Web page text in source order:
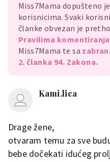
Miss7Mama dopušteno
korisnicima. Svaki
članke obvezan je
Pravilima komentiranja
Miss7Mama te sa
2. članka 94. Zakona.
Kami.lica
Drage žene,
otvaram temu za sve
bebe dočekati idućeg